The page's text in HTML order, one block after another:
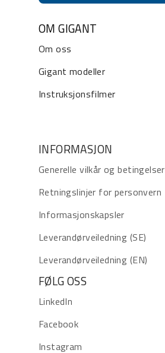
OM GIGANT
Om oss
Gigant modeller
Instruksjonsfilmer
INFORMASJON
Generelle vilkår og betingelser
Retningslinjer for personvern
Informasjonskapsler
Leverandørveiledning (SE)
Leverandørveiledning (EN)
FØLG OSS
LinkedIn
Facebook
Instagram